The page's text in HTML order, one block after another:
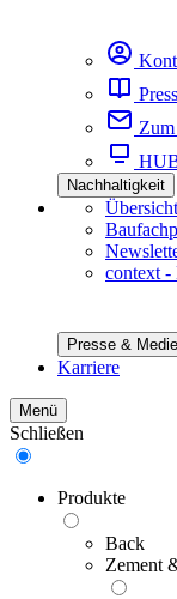
Nachhaltigkeit
Übersicht
context -
Presse &
Karriere
Menü
Schließen
Produkte
Back
Zement